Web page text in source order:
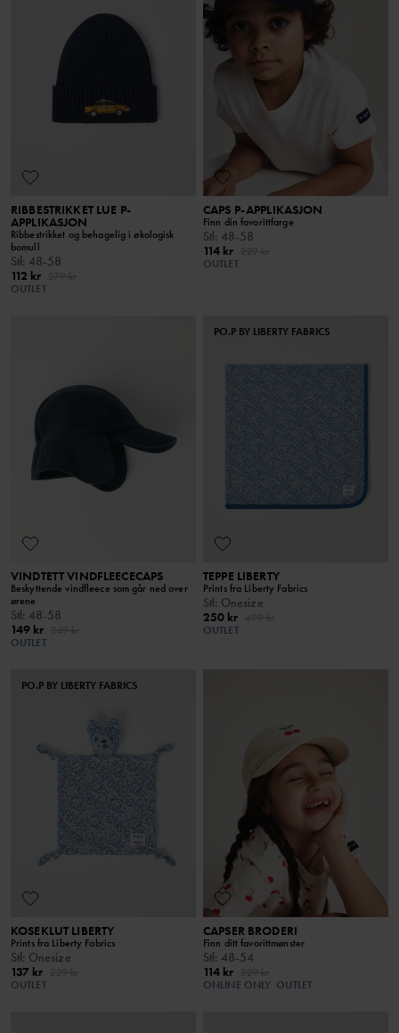
RIBBESTRIKKET LUE P-
APPLIKASJON
Ribbestrikket og behagelig i økologisk
bomull
Stl: 48-58
112 kr
OUTLET
CAPS P-APPLIKASJON
Finn din favorittfarge
Stl: 48-58
114 kr
OUTLET
VINDTETT VINDFLEECECAPS
Beskyttende vindfleece som går ned over
ørene
Stl: 48-58
149 kr
OUTLET
PO.P BY LIBERTY FABRICS
TEPPE LIBERTY
Prints fra Liberty Fabrics
Stl: Onesize
250 kr
OUTLET
PO.P BY LIBERTY FABRICS
KOSEKLUT LIBERTY
Prints fra Liberty Fabrics
Stl: Onesize
137 kr
OUTLET
CAPSER BRODERI
Finn ditt favorittmønster
Stl: 48-54
114 kr
ONLINE ONLY OUTLET